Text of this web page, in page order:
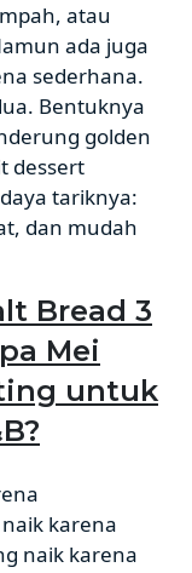
atau
ada juga
sederhana.
Bentuknya
golden
dessert
tariknya:
dan mudah
Bread 3
Mei
untuk
karena
naik karena